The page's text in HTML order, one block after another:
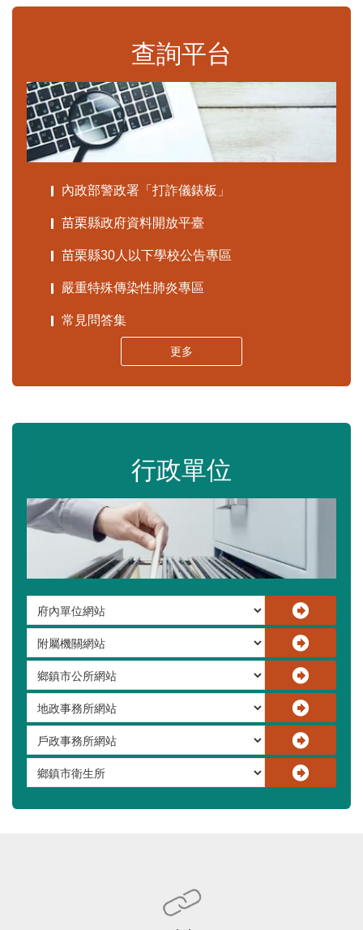
查詢平台
內政部警政署「打詐儀錶板」
苗栗縣政府資料開放平臺
苗栗縣30人以下學校公告專區
嚴重特殊傳染性肺炎專區
常見問答集
更多
行政單位